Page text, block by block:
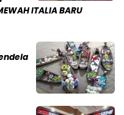
ITALIA BARU